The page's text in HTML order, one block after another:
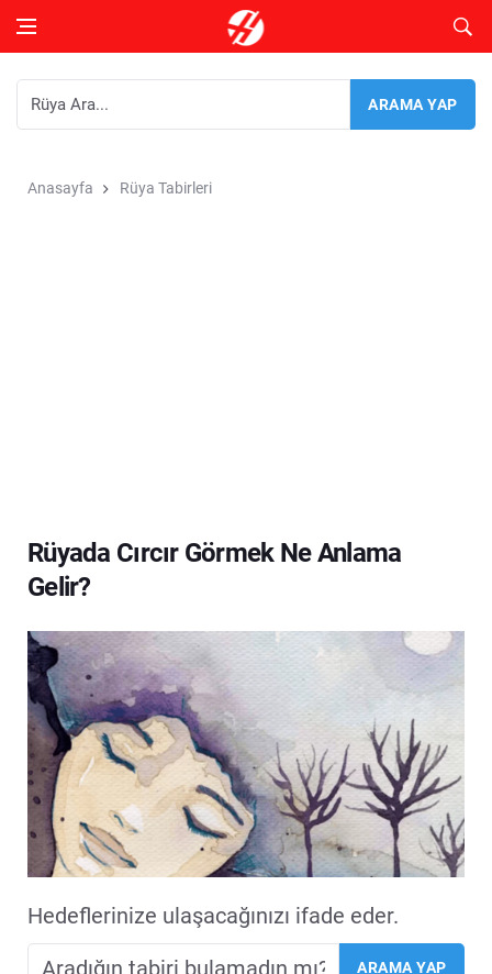
Anasayfa Rüya Tabirleri
Rüyada Cırcır Görmek Ne Anlama
Gelir?
Hedeflerinize ulaşacağınızı ifade eder.